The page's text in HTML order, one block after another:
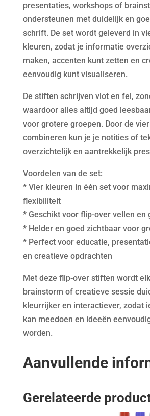
presentaties, workshops of
ondersteunen met duidelijk en
schrift. De set wordt geleverd in
kleuren, zodat je informatie
maken, accenten kunt zetten en
eenvoudig kunt visualiseren.
De stiften schrijven vlot en fel,
waardoor alles altijd goed
voor grotere groepen. Door de
combineren kun je je notities of
overzichtelijk en aantrekkelijk
Voordelen van de set:
* Vier kleuren in één set voor
flexibiliteit
* Geschikt voor flip-over vellen en
* Helder en goed zichtbaar voor
* Perfect voor educatie,
en creatieve opdrachten
Met deze flip-over stiften wordt
brainstorm of creatieve sessie
kleurrijker en interactiever, zodat
kan meedoen en ideeën
worden.
Aanvullende
Gerelateerde